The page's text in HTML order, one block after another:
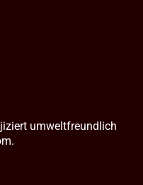
umweltfreundlich